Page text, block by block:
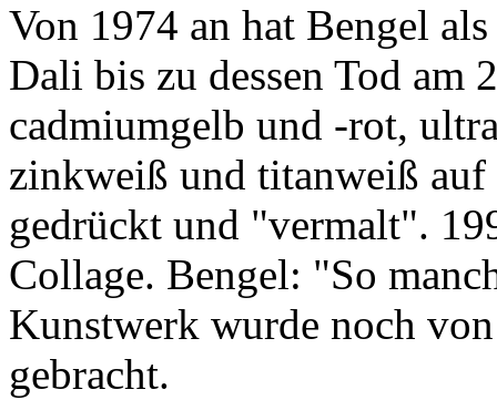
Von 1974 an hat Bengel
Dali bis zu dessen Tod am
cadmiumgelb und -rot,
zinkweiß und titanweiß
gedrückt und "vermalt".
Collage. Bengel: "So
Kunstwerk wurde noch
gebracht.